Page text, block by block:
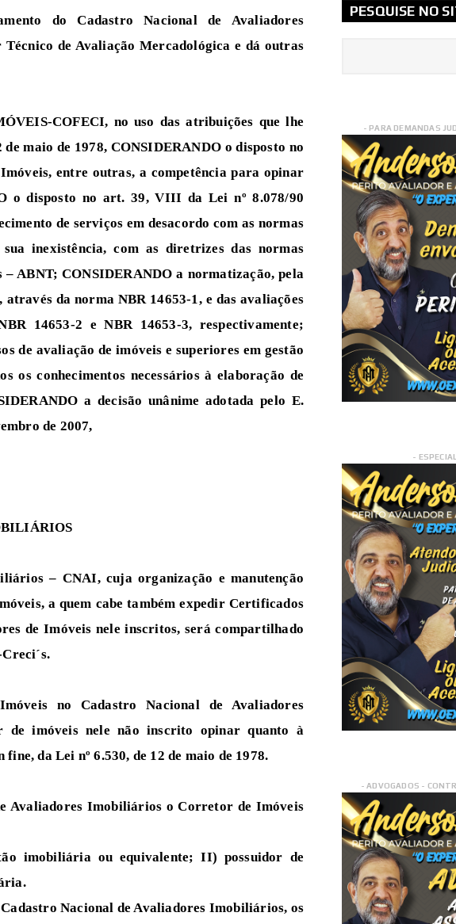
do Cadastro Nacional de Avaliadores
de Avaliação Mercadológica e dá outras
COFECI, no uso das atribuições que lhe
maio de 1978, CONSIDERANDO o disposto no
entre outras, a competência para opinar
o disposto no art. 39, VIII da Lei nº 8.078/90
de serviços em desacordo com as normas
inexistência, com as diretrizes das normas
ABNT; CONSIDERANDO a normatização, pela
da norma NBR 14653-1, e das avaliações
14653-2 e NBR 14653-3, respectivamente;
de avaliação de imóveis e superiores em gestão
os conhecimentos necessários à elaboração de
a decisão unânime adotada pelo E.
de 2007,
– CNAI, cuja organização e manutenção
a quem cabe também expedir Certificados
de Imóveis nele inscritos, será compartilhado
no Cadastro Nacional de Avaliadores
de imóveis nele não inscrito opinar quanto à
da Lei nº 6.530, de 12 de maio de 1978.
Avaliadores Imobiliários o Corretor de Imóveis
imobiliária ou equivalente; II) possuidor de
Nacional de Avaliadores Imobiliários, os
PESQUISE NO
- PARA DEMANDAS
-
- ADVOGADOS -